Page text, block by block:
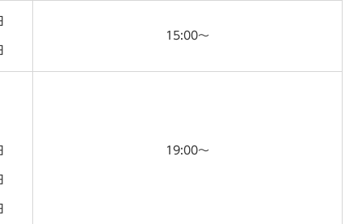
15:00～
19:00～